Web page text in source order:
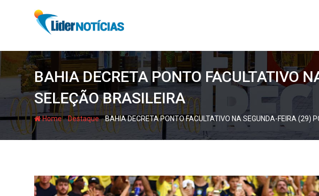
BAHIA DECRETA PONTO FACULTATIVO
SELEÇÃO BRASILEIRA
Home-Destaque-BAHIA DECRETA PONTO FACULTATIVO NA SEGUNDA-FEIRA (29)